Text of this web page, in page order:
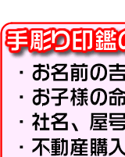
キーワード
価格